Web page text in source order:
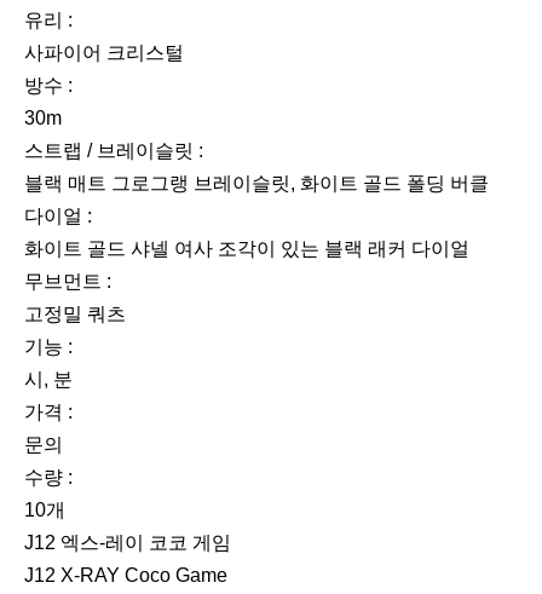
유리 :
사파이어 크리스털
방수 :
30m
스트랩 / 브레이슬릿 :
블랙 매트 그로그랭 브레이슬릿, 화이트 골드 폴딩 버클
다이얼 :
화이트 골드 샤넬 여사 조각이 있는 블랙 래커 다이얼
무브먼트 :
고정밀 쿼츠
기능 :
시, 분
가격 :
문의
수량 :
10개
J12 엑스-레이 코코 게임
J12 X-RAY Coco Game